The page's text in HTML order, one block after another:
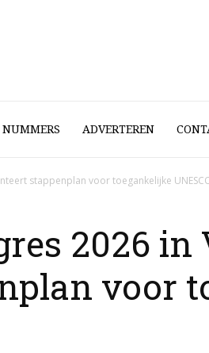
NUMMERS ADVERTEREN
stappenplan voor toegankelijke
2026 in
voor